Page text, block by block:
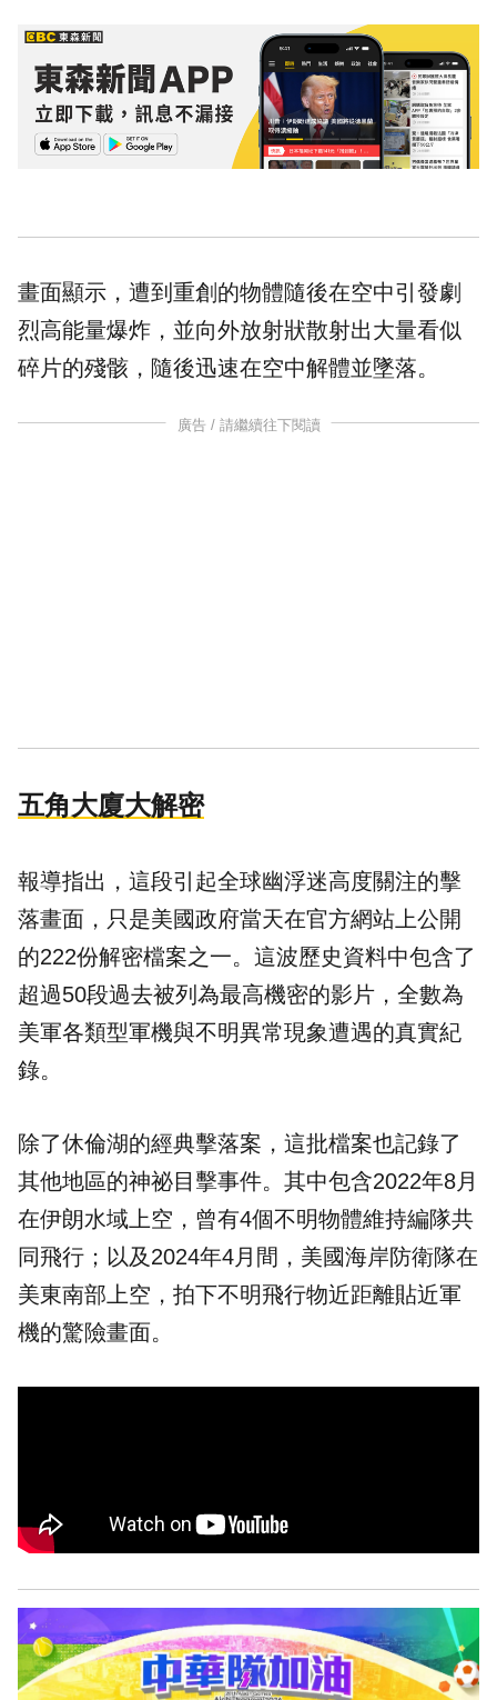
畫面顯示，遭到重創的物體隨後在空中引發劇
烈高能量爆炸，並向外放射狀散射出大量看似
碎片的殘骸，隨後迅速在空中解體並墜落。
廣告 / 請繼續往下閱讀
五角大廈大解密
報導指出，這段引起全球幽浮迷高度關注的擊
落畫面，只是美國政府當天在官方網站上公開
的222份解密檔案之一。這波歷史資料中包含了
超過50段過去被列為最高機密的影片，全數為
美軍各類型軍機與不明異常現象遭遇的真實紀
錄。
除了休倫湖的經典擊落案，這批檔案也記錄了
其他地區的神祕目擊事件。其中包含2022年8月
在伊朗水域上空，曾有4個不明物體維持編隊共
同飛行；以及2024年4月間，美國海岸防衛隊在
美東南部上空，拍下不明飛行物近距離貼近軍
機的驚險畫面。